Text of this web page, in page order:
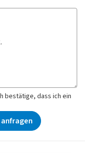
bestätige, dass ich ein